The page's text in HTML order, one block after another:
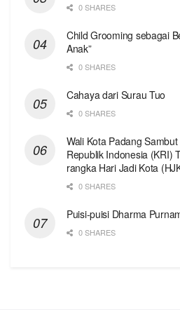
0 SHARES
Child Grooming sebagai
Anak”
0 SHARES
Cahaya dari Surau Tuo
0 SHARES
Wali Kota Padang
Republik Indonesia (KRI)
rangka Hari Jadi Kota
0 SHARES
Puisi-puisi Dharma
0 SHARES